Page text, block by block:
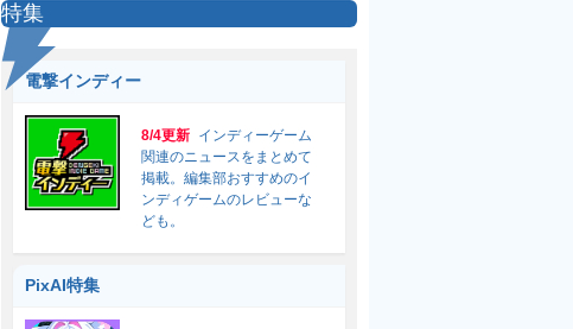
特集
電撃インディー
8/4更新 インディーゲーム
関連のニュースをまとめて
掲載。編集部おすすめのイ
ンディゲームのレビューな
ども。
PixAI特集